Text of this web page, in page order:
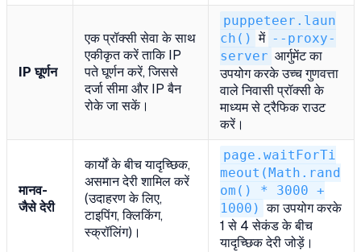
IP घूर्णन
एक प्रॉक्सी सेवा के साथ
एकीकृत करें ताकि IP
पते घूर्णन करें, जिससे
दर्जा सीमा और IP बैन
रोके जा सकें।
puppeteer.laun
ch() में --proxy-
server आर्गुमेंट का
उपयोग करके उच्च गुणवत्ता
वाले निवासी प्रॉक्सी के
माध्यम से ट्रैफिक राउट
करें।
मानव-
जैसे देरी
कार्यों के बीच यादृच्छिक,
असमान देरी शामिल करें
(उदाहरण के लिए,
टाइपिंग, क्लिकिंग,
स्क्रॉलिंग)।
page.waitForTi
meout(Math.rand
om() * 3000 +
1000) का उपयोग करके
1 से 4 सेकंड के बीच
यादृच्छिक देरी जोड़ें।